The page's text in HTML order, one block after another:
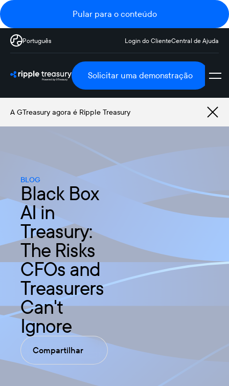
Pular para o conteúdo
Português Login do ClienteCentral de Ajuda
Solicitar uma demonstração
A GTreasury agora é Ripple Treasury
BLOG
Black Box
AI in
Treasury:
The Risks
CFOs and
Treasurers
Can't
Ignore
Compartilhar